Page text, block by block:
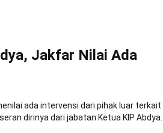
Jakfar Nilai Ada
ada intervensi dari pihak luar terkait
dirinya dari jabatan Ketua KIP Abdya.